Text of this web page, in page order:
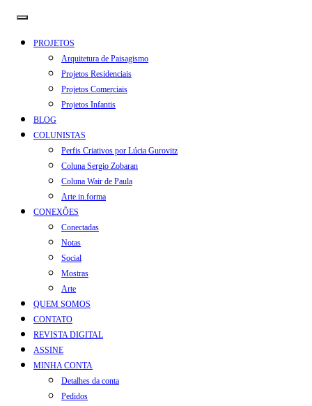
PROJETOS
Arquitetura de Paisagismo
Projetos Residenciais
Projetos Comerciais
Projetos Infantis
BLOG
COLUNISTAS
Perfis Criativos por Lúcia Gurovitz
Coluna Sergio Zobaran
Coluna Wair de Paula
Arte.in.forma
CONEXÕES
Conectadas
Notas
Social
Mostras
Arte
QUEM SOMOS
CONTATO
REVISTA DIGITAL
ASSINE
MINHA CONTA
Detalhes da conta
Pedidos